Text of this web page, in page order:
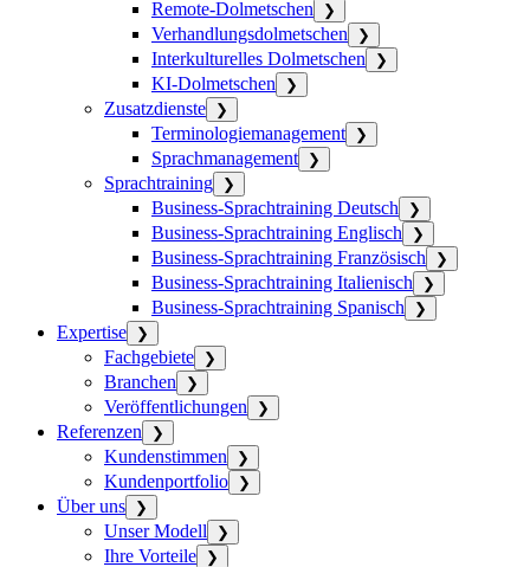
Remote-Dolmetschen ❯
Verhandlungsdolmetschen ❯
Interkulturelles Dolmetschen ❯
KI-Dolmetschen ❯
Zusatzdienste ❯
Terminologiemanagement ❯
Sprachmanagement ❯
Sprachtraining ❯
Business-Sprachtraining Deutsch ❯
Business-Sprachtraining Englisch ❯
Business-Sprachtraining Französisch ❯
Business-Sprachtraining Italienisch ❯
Business-Sprachtraining Spanisch ❯
Expertise ❯
Fachgebiete ❯
Branchen ❯
Veröffentlichungen ❯
Referenzen ❯
Kundenstimmen ❯
Kundenportfolio ❯
Über uns ❯
Unser Modell ❯
Ihre Vorteile ❯